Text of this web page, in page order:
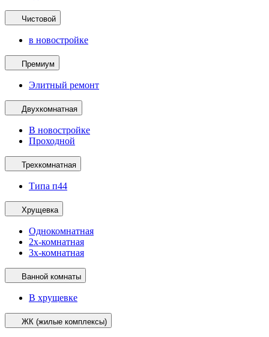
Чистовой
в новостройке
Премиум
Элитный ремонт
Двухкомнатная
В новостройке
Проходной
Трехкомнатная
Типа п44
Хрущевка
Однокомнатная
2х-комнатная
3х-комнатная
Ванной комнаты
В хрущевке
ЖК (жилые комплексы)